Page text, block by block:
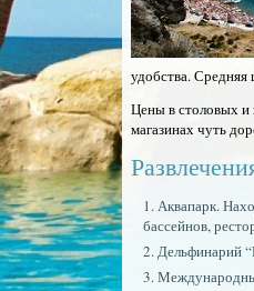
удобства. Средняя
Цены в столовых и
магазинах чуть
Аквапарк.
бассейнов,
Дельфинарий